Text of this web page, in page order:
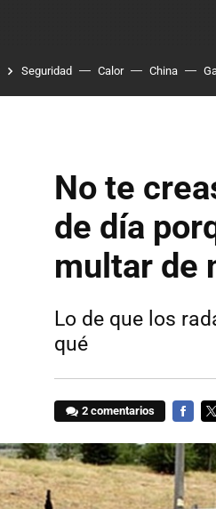
Seguridad Calor China
No te
de día
multar de
Lo de que los
qué
2 comentarios